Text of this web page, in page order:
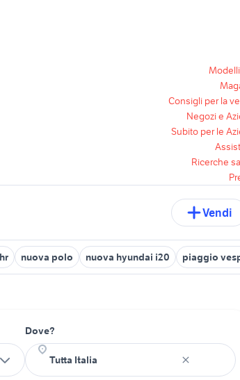
Consigli per la
Negozi e
Subito per le
Ricerche
Vendi
nuova polo nuova hyundai i20 piaggio
Dove?